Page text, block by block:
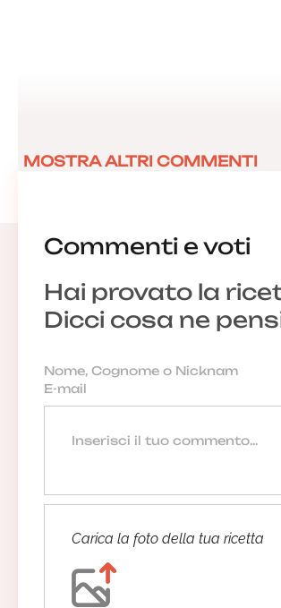
Commenti e voti
Hai provato la
Dicci cosa ne
Carica la foto della tua ricetta
MOSTRA ALTRI COMMENTI